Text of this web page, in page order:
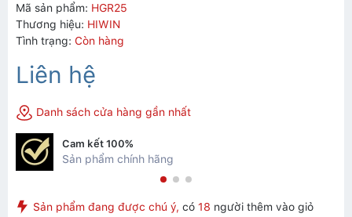
Mã sản phẩm: HGR25
Thương hiệu: HIWIN
Tình trạng: Còn hàng
Liên hệ
Danh sách cửa hàng gần nhất
Cam kết 100%
Sản phẩm chính hãng
Sản phẩm đang được chú ý, có 18 người thêm vào giỏ